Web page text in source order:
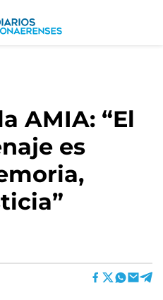
AMIA: “El
es